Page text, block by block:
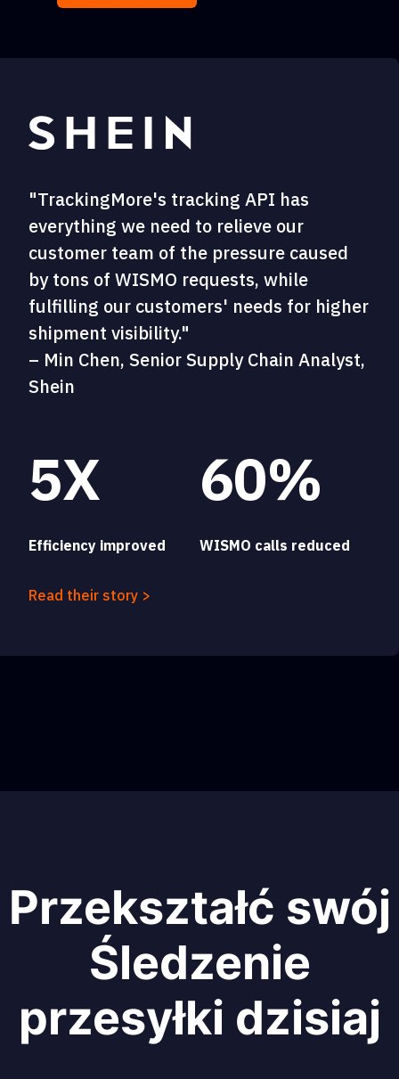
"TrackingMore's tracking API has
everything we need to relieve our
customer team of the pressure caused
by tons of WISMO requests, while
fulfilling our customers' needs for higher
shipment visibility."
– Min Chen, Senior Supply Chain Analyst,
Shein
5X
Efficiency improved
60%
WISMO calls reduced
Read their story >
Przekształć swój
Śledzenie
przesyłki dzisiaj